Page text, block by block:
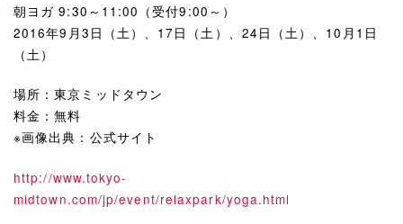
朝ヨガ 9:30～11:00（受付9:00～）
2016年9月3日（土）、17日（土）、24日（土）、10月1日
（土）
場所：東京ミッドタウン
料金：無料
※画像出典：公式サイト
http://www.tokyo-
midtown.com/jp/event/relaxpark/yoga.html